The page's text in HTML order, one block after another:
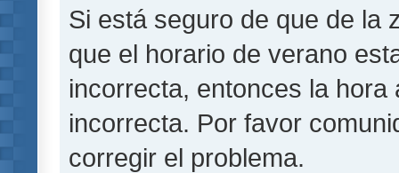
Si está seguro de que de la
que el horario de verano
incorrecta, entonces la
incorrecta. Por favor
corregir el problema.